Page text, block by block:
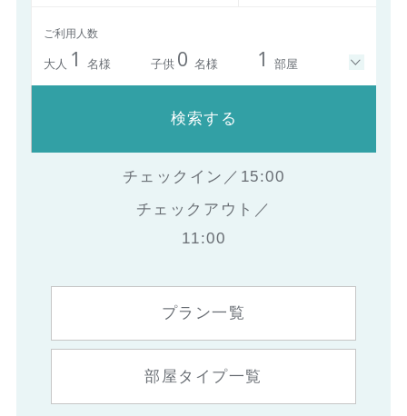
ご利用人数
大人 1 名様 子供 0 名様 1 部屋
検索する
チェックイン／15:00
チェックアウト／
11:00
プラン一覧
部屋タイプ一覧